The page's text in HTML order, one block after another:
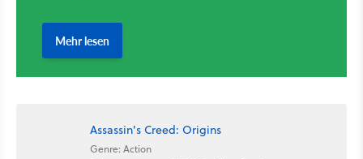
Assassin's Creed: Origins
Genre: Action